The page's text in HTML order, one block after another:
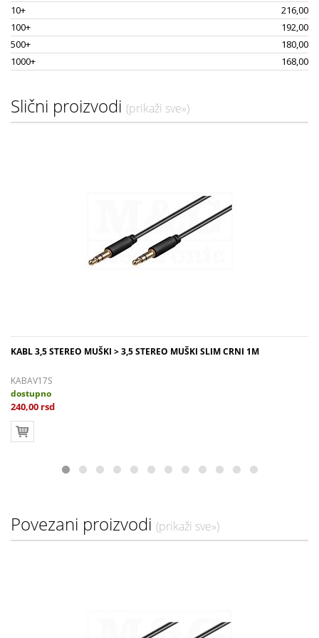
10+
216,00
100+
192,00
500+
180,00
1000+
168,00
Slični proizvodi (prikaži sve»)
KABL 3,5 STEREO MUŠKI > 3,5 STEREO MUŠKI SLIM CRNI 1M
KABAV17S
dostupno
240,00 rsd
Povezani proizvodi (prikaži sve»)